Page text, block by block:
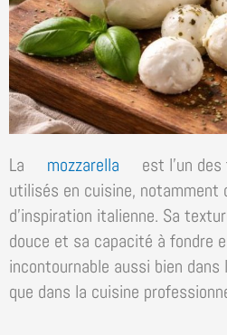
La mozzarella
est l’un
utilisés en cuisine, notamment
d’inspiration italienne. Sa
douce et sa capacité à fondre
incontournable aussi bien
que dans la cuisine